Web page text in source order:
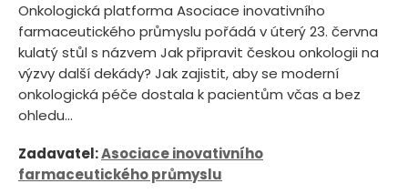
Onkologická platforma Asociace inovativního
farmaceutického průmyslu pořádá v úterý 23. června
kulatý stůl s názvem Jak připravit českou onkologii na
výzvy další dekády? Jak zajistit, aby se moderní
onkologická péče dostala k pacientům včas a bez
ohledu...
Zadavatel:Asociace inovativního
farmaceutického průmyslu